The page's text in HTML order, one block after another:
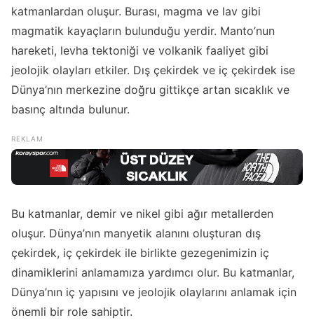
katmanlardan oluşur. Burası, magma ve lav gibi
magmatik kayaçların bulunduğu yerdir. Manto’nun
hareketi, levha tektoniği ve volkanik faaliyet gibi
jeolojik olayları etkiler. Dış çekirdek ve iç çekirdek ise
Dünya’nın merkezine doğru gittikçe artan sıcaklık ve
basınç altında bulunur.
Bu katmanlar, demir ve nikel gibi ağır metallerden
oluşur. Dünya’nın manyetik alanını oluşturan dış
çekirdek, iç çekirdek ile birlikte gezegenimizin iç
dinamiklerini anlamamıza yardımcı olur. Bu katmanlar,
Dünya’nın iç yapısını ve jeolojik olaylarını anlamak için
önemli bir role sahiptir.